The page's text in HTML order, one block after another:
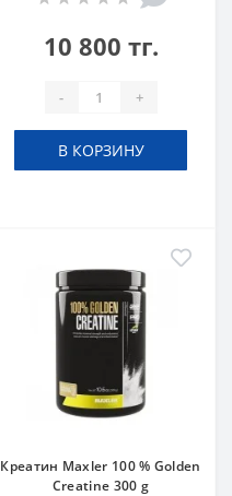
10 800 тг.
- +
В КОРЗИНУ
Креатин Maxler 100 % Golden
Creatine 300 g